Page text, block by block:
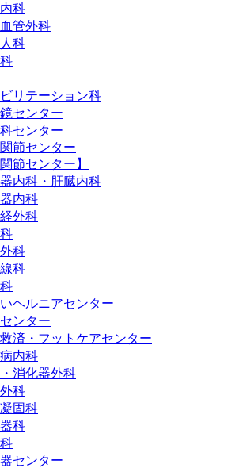
科
管外科
科
リテーション科
センター
センター
節センター
関節センター】
内科・肝臓内科
内科
外科
科
科
ヘルニアセンター
ンター
済・フットケアセンター
内科
消化器外科
科
固科
科
センター